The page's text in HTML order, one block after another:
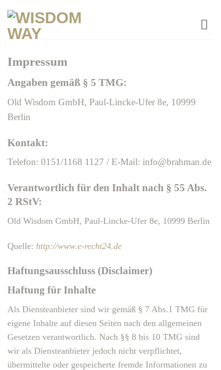
Inhalt
springen
Impressum
Angaben gemäß § 5 TMG:
Old Wisdom GmbH, Paul-Lincke-Ufer 8e, 10999
Berlin
Kontakt:
Telefon: 0151/1168 1127 / E-Mail: info@brahman.de
Verantwortlich für den Inhalt nach § 55 Abs.
2 RStV:
Old Wisdom GmbH, Paul-Lincke-Ufer 8e, 10999 Berlin
Quelle: http://www.e-recht24.de
Haftungsausschluss (Disclaimer)
Haftung für Inhalte
Als Diensteanbieter sind wir gemäß § 7 Abs.1 TMG für
eigene Inhalte auf diesen Seiten nach den allgemeinen
Gesetzen verantwortlich. Nach §§ 8 bis 10 TMG sind
wir als Diensteanbieter jedoch nicht verpflichtet,
übermittelte oder gespeicherte fremde Informationen zu